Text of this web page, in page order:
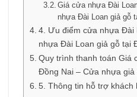
Giá cửa nhựa Đài
nhựa Đài Loan giả gỗ
4. Ưu điểm cửa nhựa Đài
nhựa Đài Loan giả gỗ tại
Quy trình thanh toán Giá
Đồng Nai – Cửa nhựa giả
5. Thông tin hỗ trợ khách